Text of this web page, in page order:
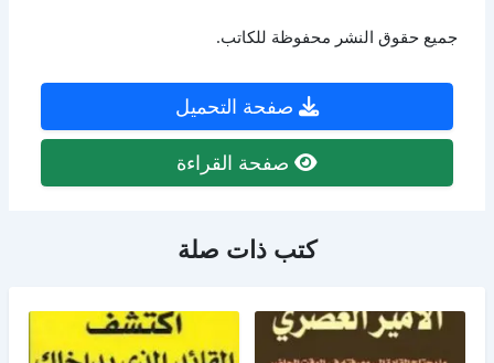
جميع حقوق النشر محفوظة للكاتب.
صفحة التحميل
صفحة القراءة
كتب ذات صلة